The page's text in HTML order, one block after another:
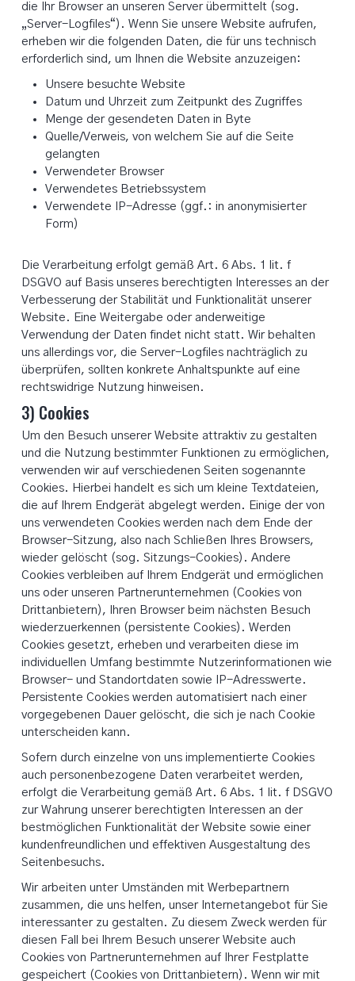
die Ihr Browser an unseren Server übermittelt (sog.
„Server-Logfiles“). Wenn Sie unsere Website aufrufen,
erheben wir die folgenden Daten, die für uns technisch
erforderlich sind, um Ihnen die Website anzuzeigen:
Unsere besuchte Website
Datum und Uhrzeit zum Zeitpunkt des Zugriffes
Menge der gesendeten Daten in Byte
Quelle/Verweis, von welchem Sie auf die Seite
gelangten
Verwendeter Browser
Verwendetes Betriebssystem
Verwendete IP-Adresse (ggf.: in anonymisierter
Form)
Die Verarbeitung erfolgt gemäß Art. 6 Abs. 1 lit. f
DSGVO auf Basis unseres berechtigten Interesses an der
Verbesserung der Stabilität und Funktionalität unserer
Website. Eine Weitergabe oder anderweitige
Verwendung der Daten findet nicht statt. Wir behalten
uns allerdings vor, die Server-Logfiles nachträglich zu
überprüfen, sollten konkrete Anhaltspunkte auf eine
rechtswidrige Nutzung hinweisen.
3) Cookies
Um den Besuch unserer Website attraktiv zu gestalten
und die Nutzung bestimmter Funktionen zu ermöglichen,
verwenden wir auf verschiedenen Seiten sogenannte
Cookies. Hierbei handelt es sich um kleine Textdateien,
die auf Ihrem Endgerät abgelegt werden. Einige der von
uns verwendeten Cookies werden nach dem Ende der
Browser-Sitzung, also nach Schließen Ihres Browsers,
wieder gelöscht (sog. Sitzungs-Cookies). Andere
Cookies verbleiben auf Ihrem Endgerät und ermöglichen
uns oder unseren Partnerunternehmen (Cookies von
Drittanbietern), Ihren Browser beim nächsten Besuch
wiederzuerkennen (persistente Cookies). Werden
Cookies gesetzt, erheben und verarbeiten diese im
individuellen Umfang bestimmte Nutzerinformationen wie
Browser- und Standortdaten sowie IP-Adresswerte.
Persistente Cookies werden automatisiert nach einer
vorgegebenen Dauer gelöscht, die sich je nach Cookie
unterscheiden kann.
Sofern durch einzelne von uns implementierte Cookies
auch personenbezogene Daten verarbeitet werden,
erfolgt die Verarbeitung gemäß Art. 6 Abs. 1 lit. f DSGVO
zur Wahrung unserer berechtigten Interessen an der
bestmöglichen Funktionalität der Website sowie einer
kundenfreundlichen und effektiven Ausgestaltung des
Seitenbesuchs.
Wir arbeiten unter Umständen mit Werbepartnern
zusammen, die uns helfen, unser Internetangebot für Sie
interessanter zu gestalten. Zu diesem Zweck werden für
diesen Fall bei Ihrem Besuch unserer Website auch
Cookies von Partnerunternehmen auf Ihrer Festplatte
gespeichert (Cookies von Drittanbietern). Wenn wir mit